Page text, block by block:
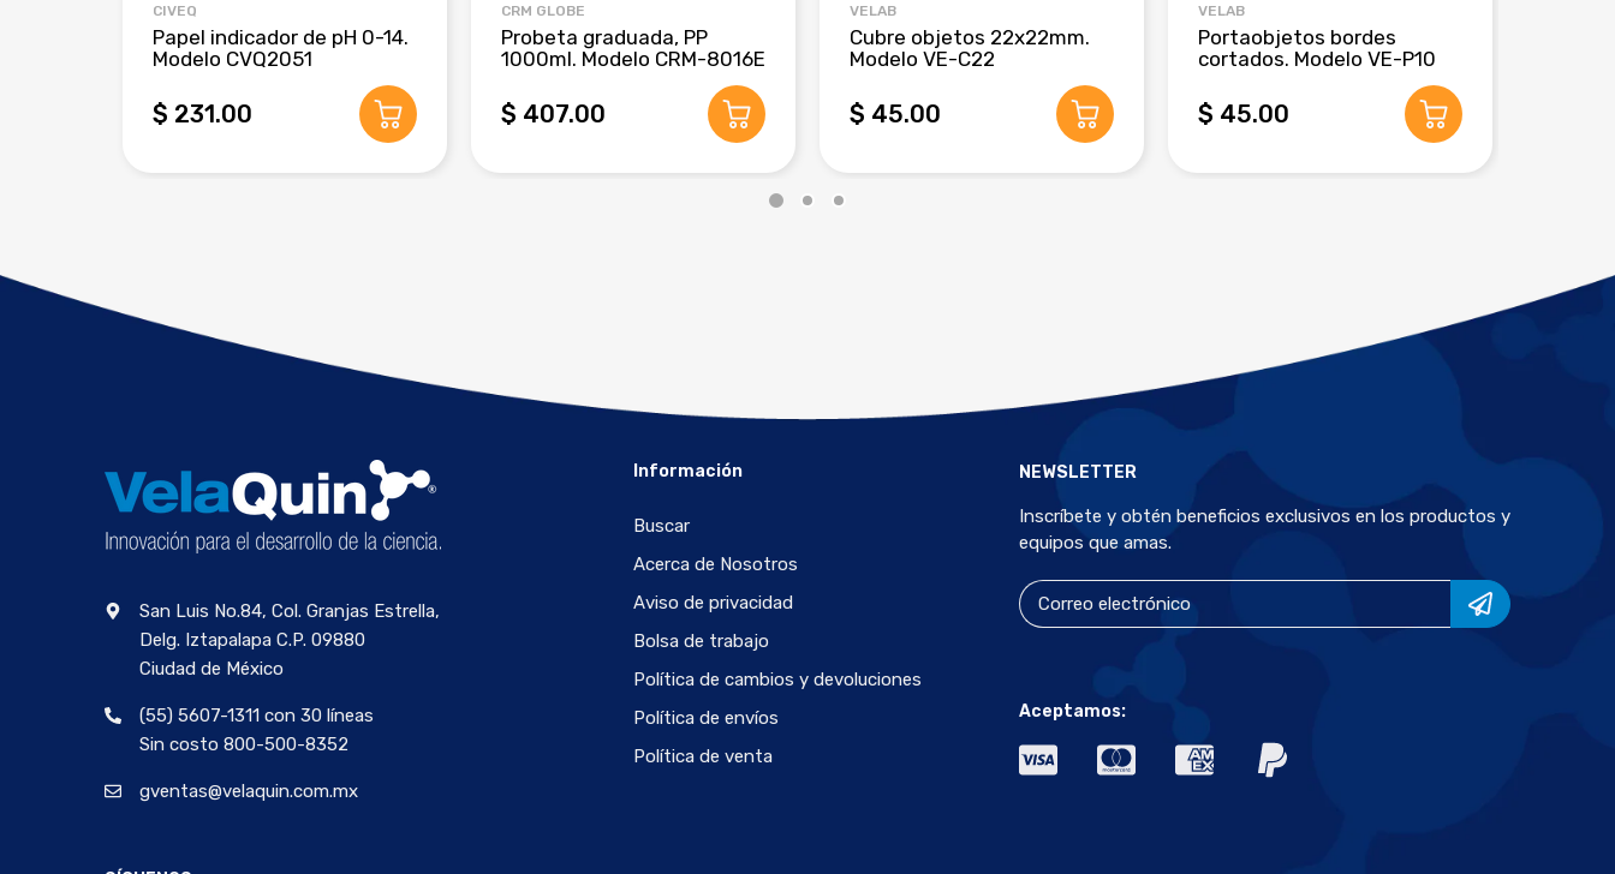
CIVEQ
Papel indicador de pH 0-14.
Modelo CVQ2051
$ 231.00
CRM GLOBE
Probeta graduada, PP
1000ml. Modelo CRM-8016E
$ 407.00
VELAB
Cubre objetos 22x22mm.
Modelo VE-C22
$ 45.00
VELAB
Portaobjetos bordes
cortados. Modelo VE-P10
$ 45.00
San Luis No.84, Col. Granjas Estrella,
Delg. Iztapalapa C.P. 09880
Ciudad de México
(55) 5607-1311 con 30 líneas
Sin costo 800-500-8352
gventas@velaquin.com.mx
Información
Buscar
Acerca de Nosotros
Aviso de privacidad
Bolsa de trabajo
Política de cambios y devoluciones
Política de envíos
Política de venta
NEWSLETTER
Inscríbete y obtén beneficios exclusivos en los productos y
equipos que amas.
Aceptamos: